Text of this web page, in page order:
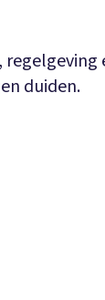
regelgeving
duiden.